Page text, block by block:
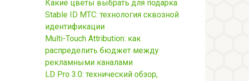
Какие цветы выбрать для подарка
Stable ID МТС: технология сквозной
идентификации
Multi-Touch Attribution: как
распределить бюджет между
рекламными каналами
LD Pro 3.0: технический обзор,